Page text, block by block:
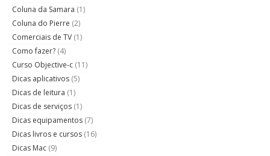
Coluna da Samara (1)
Coluna do Pierre (2)
Comerciais de TV (1)
Como fazer? (4)
Curso Objective-c (11)
Dicas aplicativos (5)
Dicas de leitura (1)
Dicas de serviços (1)
Dicas equipamentos (7)
Dicas livros e cursos (16)
Dicas Mac (9)